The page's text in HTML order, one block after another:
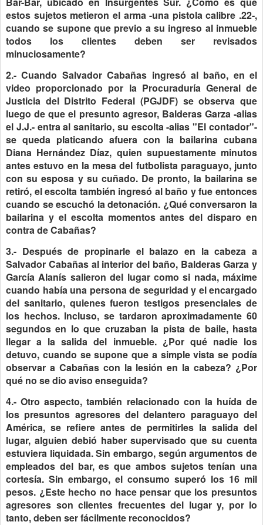
estos sujetos metieron el arma -una pistola calibre .22-,
cuando se supone que previo a su ingreso al inmueble
todos los clientes deben ser revisados
minuciosamente?
2.- Cuando Salvador Cabañas ingresó al baño, en el
video proporcionado por la Procuraduría General de
Justicia del Distrito Federal (PGJDF) se observa que
luego de que el presunto agresor, Balderas Garza -alias
el J.J.- entra al sanitario, su escolta -alias "El contador"-
se queda platicando afuera con la bailarina cubana
Diana Hernández Díaz, quien supuestamente minutos
antes estuvo en la mesa del futbolista paraguayo, junto
con su esposa y su cuñado. De pronto, la bailarina se
retiró, el escolta también ingresó al baño y fue entonces
cuando se escuchó la detonación. ¿Qué conversaron la
bailarina y el escolta momentos antes del disparo en
contra de Cabañas?
3.- Después de propinarle el balazo en la cabeza a
Salvador Cabañas al interior del baño, Balderas Garza y
García Alanís salieron del lugar como si nada, máxime
cuando había una persona de seguridad y el encargado
del sanitario, quienes fueron testigos presenciales de
los hechos. Incluso, se tardaron aproximadamente 60
segundos en lo que cruzaban la pista de baile, hasta
llegar a la salida del inmueble. ¿Por qué nadie los
detuvo, cuando se supone que a simple vista se podía
observar a Cabañas con la lesión en la cabeza? ¿Por
qué no se dio aviso enseguida?
4.- Otro aspecto, también relacionado con la huída de
los presuntos agresores del delantero paraguayo del
América, se refiere antes de permitirles la salida del
lugar, alguien debió haber supervisado que su cuenta
estuviera liquidada. Sin embargo, según argumentos de
empleados del bar, es que ambos sujetos tenían una
cortesía. Sin embargo, el consumo superó los 16 mil
pesos. ¿Este hecho no hace pensar que los presuntos
agresores son clientes frecuentes del lugar y, por lo
tanto, deben ser fácilmente reconocidos?